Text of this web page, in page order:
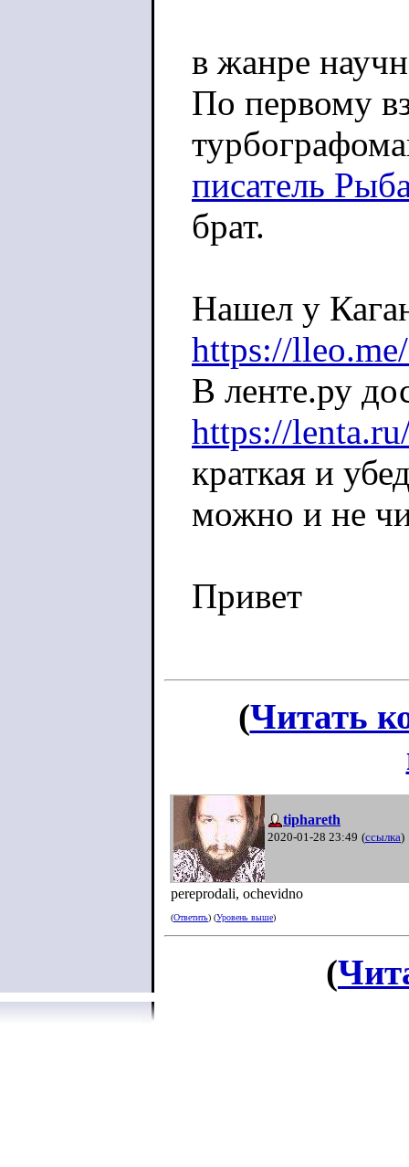
в жанре
По первому
писатель
брат.
Нашел у
https://
В ленте.ру
https://
краткая и
можно и не
Привет
(Читать
tiphareth
2020-01-28 23:49 (ссылка)
pereprodali, ochevidno
(Ответить) (Уровень выше)
(